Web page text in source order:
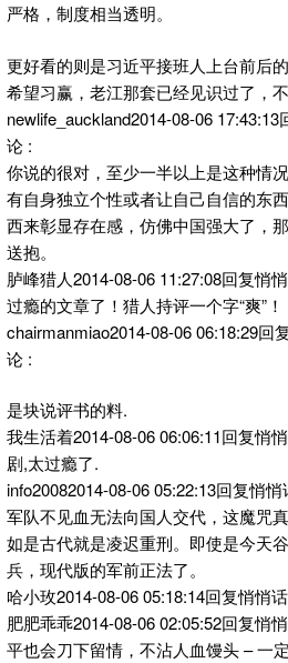
严格，制度相当透明。
更好看的则是习近平接班人上台前后
希望习赢，老江那套已经见识过了，不
newlife_auckland2014-08-06 17:43:13
论 :
你说的很对，至少一半以上是这种情
有自身独立个性或者让自己自信的东
西来彰显存在感，仿佛中国强大了，
送抱。
胪峰猎人2014-08-06 11:27:08回复悄
过瘾的文章了！猎人持评一个字“爽”！
chairmanmiao2014-08-06 06:18:29回
论 :
是块说评书的料.
我生活着2014-08-06 06:06:11回复悄
剧,太过瘾了.
info20082014-08-06 05:22:13回复悄悄
军队不见血无法向国人交代，这魔咒
如是古代就是凌迟重刑。即使是今天
兵，现代版的军前正法了。
哈小玫2014-08-06 05:18:14回复悄悄话
肥肥乖乖2014-08-06 02:05:52回复悄
平也会刀下留情，不沾人血馒头 – 一